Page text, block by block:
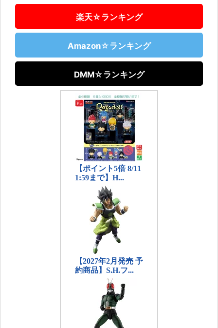
楽天☆ランキング
Amazon☆ランキング
DMM☆ランキング